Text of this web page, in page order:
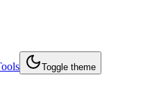
Toggle theme